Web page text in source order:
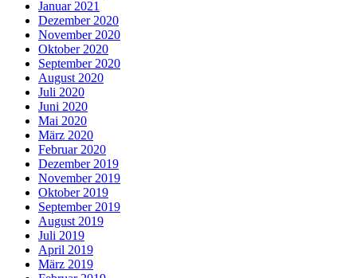
Januar 2021
Dezember 2020
November 2020
Oktober 2020
September 2020
August 2020
Juli 2020
Juni 2020
Mai 2020
März 2020
Februar 2020
Dezember 2019
November 2019
Oktober 2019
September 2019
August 2019
Juli 2019
April 2019
März 2019